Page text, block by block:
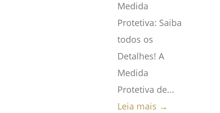
Medida
Protetiva: Saiba
todos os
Detalhes! A
Medida
Protetiva de...
Leia mais →